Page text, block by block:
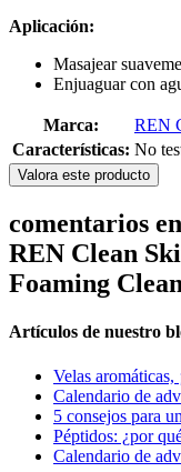
Aplicación:
Masajear
Enjuaguar con
Marca:
REN
Características: No
Valora este producto
comentarios
REN Clean
Foaming
Artículos de nuestro
Velas aromáticas,
Calendario de
5 consejos para
Péptidos: ¿por
Calendario de